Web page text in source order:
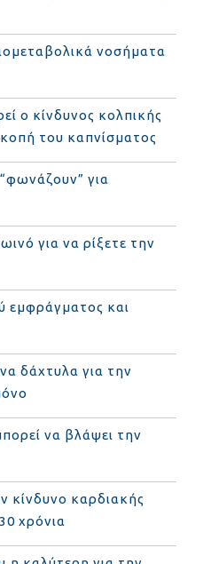
νοσήματα
ο κίνδυνος κολπικής
του καπνίσματος
για
για να ρίξετε την
εμφράγματος και
δάχτυλα για την
να βλάψει την
κίνδυνο καρδιακής
χρόνια